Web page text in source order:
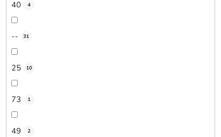
40 4
-- 31
25 10
73 1
49 2